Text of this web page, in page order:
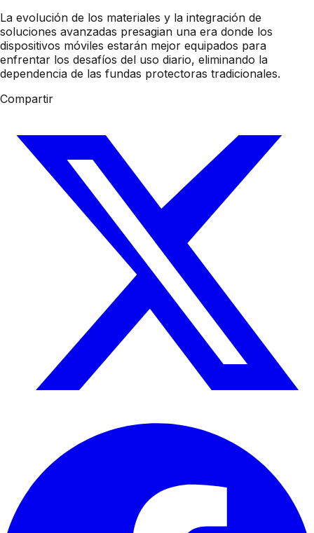
La evolución de los materiales y la integración de
soluciones avanzadas presagian una era donde los
dispositivos móviles estarán mejor equipados para
enfrentar los desafíos del uso diario, eliminando la
dependencia de las fundas protectoras tradicionales.
Compartir